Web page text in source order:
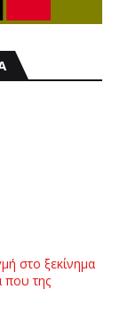
στο ξεκίνημα
που της